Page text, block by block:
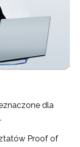
dla
Proof of